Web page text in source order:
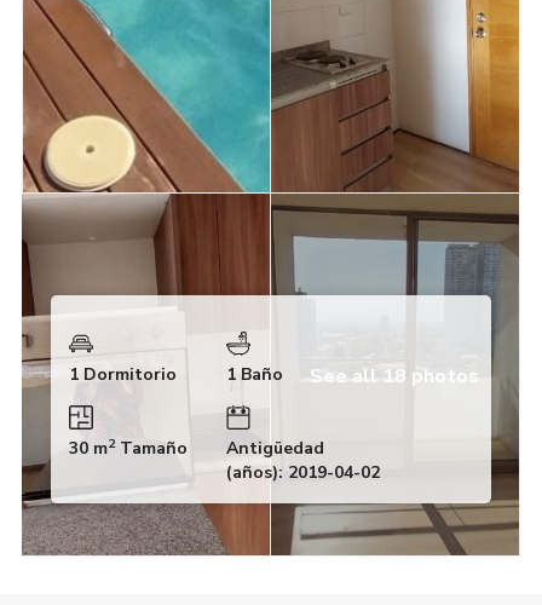
See all 18 photos
1 Dormitorio 1 Baño
30 m2Tamaño
Antigüedad
(años): 2019-04-02